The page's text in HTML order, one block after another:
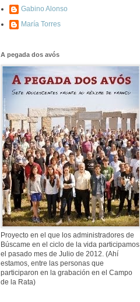
577. Nos fusilaron
fusilaron mal
307. Vuestros
nombres no se han
borrado en la
Historia
Gabino Alonso
María Torres
A pegada dos avós
Proyecto en el que los administradores de
Búscame en el ciclo de la vida participamos
el pasado mes de Julio de 2012. (Ahí
estamos, entre las personas que
participaron en la grabación en el Campo
de la Rata)